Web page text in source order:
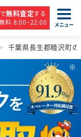
無料査定する
料 8:00~22:00
メニュー
千葉県長生郡睦沢町